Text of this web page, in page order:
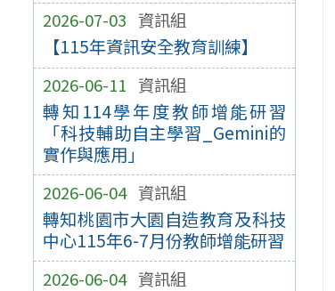
2026-07-03 資訊組
【115年資訊安全教育訓練】
2026-06-11 資訊組
轉知114學年度教師增能研習
「科技輔助自主學習_Gemini的
實作與應用」
2026-06-04 資訊組
轉知桃園市大園自造教育及科技
中心115年6-7月份教師增能研習
2026-06-04 資訊組